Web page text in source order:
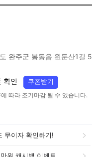
완주군 봉동읍 원둔산1길 5
확인 쿠폰받기
따라 조기마감 될 수 있습니다.
무이자 확인하기!